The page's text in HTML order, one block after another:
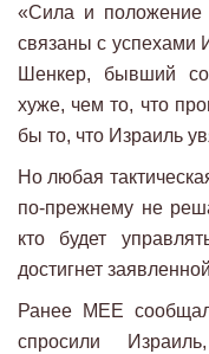
«Сила и
связаны с успехами
Шенкер, бывший
хуже, чем то, что
бы то, что Израиль
Но любая
по-прежнему не
кто будет
достигнет
Ранее MEE
спросили